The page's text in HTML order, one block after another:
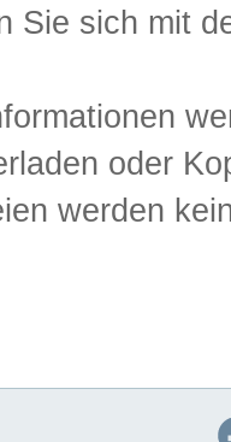
Sie sich mit
oder
werden